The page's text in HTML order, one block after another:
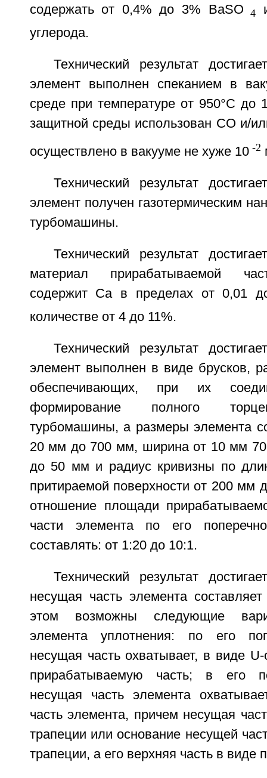
содержать от 0,4% до 3% BaSO 4
углерода.
Технический результат
элемент выполнен спеканием в
среде при температуре от 950°C до
защитной среды использован CO и/
осуществлено в вакууме не хуже 10-2
Технический результат
элемент получен газотермическим
турбомашины.
Технический результат
материал прирабатываемой
содержит Ca в пределах от 0,01
количестве от 4 до 11%.
Технический результат
элемент выполнен в виде брусков,
обеспечивающих, при их
формирование полного
турбомашины, а размеры элемента
20 мм до 700 мм, ширина от 10 мм
до 50 мм и радиус кривизны по
притираемой поверхности от 200 мм
отношение площади
части элемента по его
составлять: от 1:20 до 10:1.
Технический результат
несущая часть элемента
этом возможны следующие
элемента уплотнения: по его
несущая часть охватывает, в виде
прирабатываемую часть; в его
несущая часть элемента
часть элемента, причем несущая
трапеции или основание несущей
трапеции, а его верхняя часть в виде